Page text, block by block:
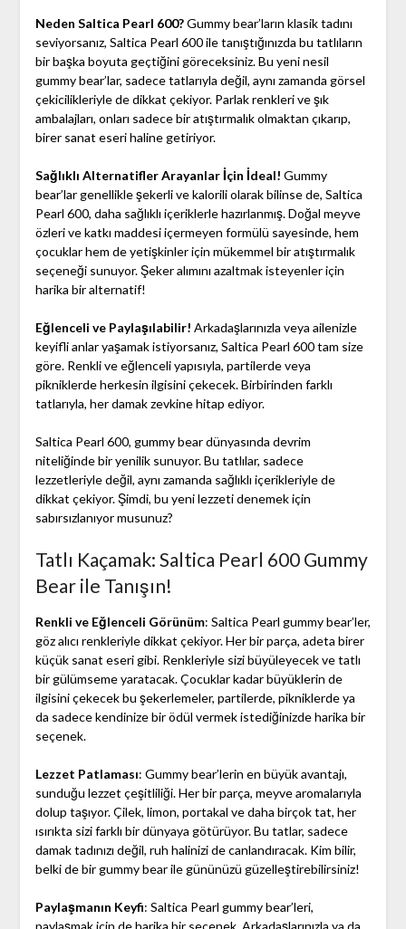
Neden Saltica Pearl 600?Gummy bear’ların klasik tadını
seviyorsanız, Saltica Pearl 600 ile tanıştığınızda bu tatlıların
bir başka boyuta geçtiğini göreceksiniz. Bu yeni nesil
gummy bear’lar, sadece tatlarıyla değil, aynı zamanda görsel
çekicilikleriyle de dikkat çekiyor. Parlak renkleri ve şık
ambalajları, onları sadece bir atıştırmalık olmaktan çıkarıp,
birer sanat eseri haline getiriyor.
Sağlıklı Alternatifler Arayanlar İçin İdeal! Gummy
bear’lar genellikle şekerli ve kalorili olarak bilinse de, Saltica
Pearl 600, daha sağlıklı içeriklerle hazırlanmış. Doğal meyve
özleri ve katkı maddesi içermeyen formülü sayesinde, hem
çocuklar hem de yetişkinler için mükemmel bir atıştırmalık
seçeneği sunuyor. Şeker alımını azaltmak isteyenler için
harika bir alternatif!
Eğlenceli ve Paylaşılabilir! Arkadaşlarınızla veya ailenizle
keyifli anlar yaşamak istiyorsanız, Saltica Pearl 600 tam size
göre. Renkli ve eğlenceli yapısıyla, partilerde veya
pikniklerde herkesin ilgisini çekecek. Birbirinden farklı
tatlarıyla, her damak zevkine hitap ediyor.
Saltica Pearl 600, gummy bear dünyasında devrim
niteliğinde bir yenilik sunuyor. Bu tatlılar, sadece
lezzetleriyle değil, aynı zamanda sağlıklı içerikleriyle de
dikkat çekiyor. Şimdi, bu yeni lezzeti denemek için
sabırsızlanıyor musunuz?
Tatlı Kaçamak: Saltica Pearl 600 Gummy
Bear ile Tanışın!
Renkli ve Eğlenceli Görünüm: Saltica Pearl gummy bear’ler,
göz alıcı renkleriyle dikkat çekiyor. Her bir parça, adeta birer
küçük sanat eseri gibi. Renkleriyle sizi büyüleyecek ve tatlı
bir gülümseme yaratacak. Çocuklar kadar büyüklerin de
ilgisini çekecek bu şekerlemeler, partilerde, pikniklerde ya
da sadece kendinize bir ödül vermek istediğinizde harika bir
seçenek.
Lezzet Patlaması: Gummy bear’lerin en büyük avantajı,
sunduğu lezzet çeşitliliği. Her bir parça, meyve aromalarıyla
dolup taşıyor. Çilek, limon, portakal ve daha birçok tat, her
ısırıkta sizi farklı bir dünyaya götürüyor. Bu tatlar, sadece
damak tadınızı değil, ruh halinizi de canlandıracak. Kim bilir,
belki de bir gummy bear ile gününüzü güzelleştirebilirsiniz!
Paylaşmanın Keyfi: Saltica Pearl gummy bear’leri,